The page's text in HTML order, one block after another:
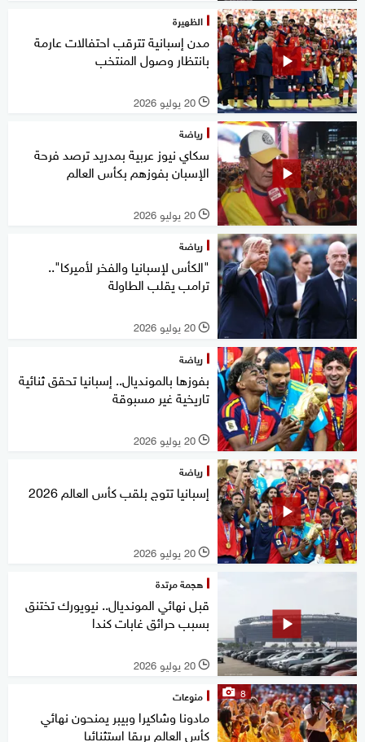
الظهيرة
مدن إسبانية تترقب احتفالات عارمة
بانتظار وصول المنتخب
l 20 يوليو 2026
رياضة
سكاي نيوز عربية بمدريد ترصد فرحة
الإسبان بفوزهم بكأس العالم
l 20 يوليو 2026
رياضة
"الكأس لإسبانيا والفخر لأميركا"..
ترامب يقلب الطاولة
l 20 يوليو 2026
رياضة
بفوزها بالمونديال.. إسبانيا تحقق ثنائية
تاريخية غير مسبوقة
l 20 يوليو 2026
رياضة
إسبانيا تتوج بلقب كأس العالم 2026
l 20 يوليو 2026
هجمة مرتدة
قبل نهائي المونديال.. نيويورك تختنق
بسبب حرائق غابات كندا
l 20 يوليو 2026
8 منوعات
مادونا وشاكيرا وبيبر يمنحون نهائي
كأس العالم بريقا استثنائيا